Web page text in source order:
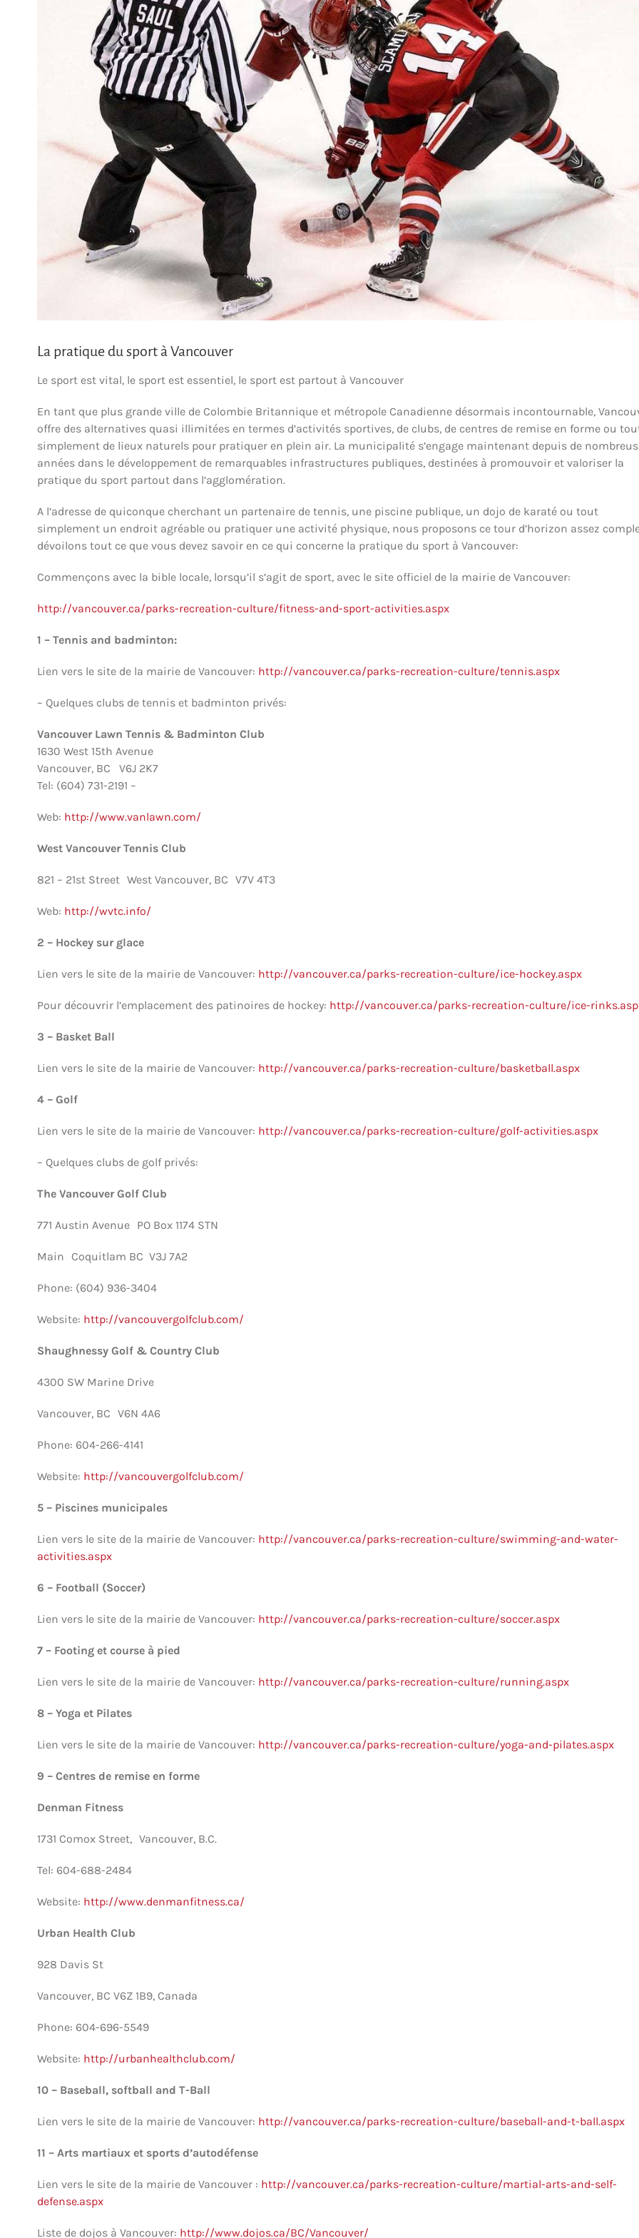
La pratique du sport à Vancouver
Le sport est vital, le sport est essentiel, le sport est partout à Vancouver
En tant que plus grande ville de Colombie Britannique et métropole Canadienne désormais incontournable,
offre des alternatives quasi illimitées en termes d’activités sportives, de clubs, de centres de remise en forme ou
simplement de lieux naturels pour pratiquer en plein air. La municipalité s’engage maintenant depuis de
années dans le développement de remarquables infrastructures publiques, destinées à promouvoir et valoriser la
pratique du sport partout dans l’agglomération.
A l’adresse de quiconque cherchant un partenaire de tennis, une piscine publique, un dojo de karaté ou tout
simplement un endroit agréable ou pratiquer une activité physique, nous proposons ce tour d’horizon assez
dévoilons tout ce que vous devez savoir en ce qui concerne la pratique du sport à Vancouver:
Commençons avec la bible locale, lorsqu’il s’agit de sport, avec le site officiel de la mairie de Vancouver:
http://vancouver.ca/parks-recreation-culture/fitness-and-sport-activities.aspx
1 – Tennis and badminton:
Lien vers le site de la mairie de Vancouver: http://vancouver.ca/parks-recreation-culture/tennis.aspx
– Quelques clubs de tennis et badminton privés:
Vancouver Lawn Tennis & Badminton Club
1630 West 15th Avenue
Vancouver, BC V6J 2K7
Tel: (604) 731-2191 –
Web: http://www.vanlawn.com/
West Vancouver Tennis Club
821 – 21st Street West Vancouver, BC V7V 4T3
Web: http://wvtc.info/
2 – Hockey sur glace
Lien vers le site de la mairie de Vancouver: http://vancouver.ca/parks-recreation-culture/ice-hockey.aspx
Pour découvrir l’emplacement des patinoires de hockey: http://vancouver.ca/parks-recreation-culture/ice-
3 – Basket Ball
Lien vers le site de la mairie de Vancouver: http://vancouver.ca/parks-recreation-culture/basketball.aspx
4 – Golf
Lien vers le site de la mairie de Vancouver: http://vancouver.ca/parks-recreation-culture/golf-activities.aspx
– Quelques clubs de golf privés:
The Vancouver Golf Club
771 Austin Avenue PO Box 1174 STN
Main Coquitlam BC V3J 7A2
Phone: (604) 936-3404
Website: http://vancouvergolfclub.com/
Shaughnessy Golf & Country Club
4300 SW Marine Drive
Vancouver, BC V6N 4A6
Phone: 604-266-4141
Website: http://vancouvergolfclub.com/
5 – Piscines municipales
Lien vers le site de la mairie de Vancouver: http://vancouver.ca/parks-recreation-culture/swimming-and-water-
activities.aspx
6 – Football (Soccer)
Lien vers le site de la mairie de Vancouver: http://vancouver.ca/parks-recreation-culture/soccer.aspx
7 – Footing et course à pied
Lien vers le site de la mairie de Vancouver: http://vancouver.ca/parks-recreation-culture/running.aspx
8 – Yoga et Pilates
Lien vers le site de la mairie de Vancouver: http://vancouver.ca/parks-recreation-culture/yoga-and-pilates.aspx
9 – Centres de remise en forme
Denman Fitness
1731 Comox Street, Vancouver, B.C.
Tel: 604-688-2484
Website: http://www.denmanfitness.ca/
Urban Health Club
928 Davis St
Vancouver, BC V6Z 1B9, Canada
Phone: 604-696-5549
Website: http://urbanhealthclub.com/
10 – Baseball, softball and T-Ball
Lien vers le site de la mairie de Vancouver: http://vancouver.ca/parks-recreation-culture/baseball-and-t-ball.aspx
11 – Arts martiaux et sports d’autodéfense
Lien vers le site de la mairie de Vancouver : http://vancouver.ca/parks-recreation-culture/martial-arts-and-self-
defense.aspx
Liste de dojos à Vancouver: http://www.dojos.ca/BC/Vancouver/